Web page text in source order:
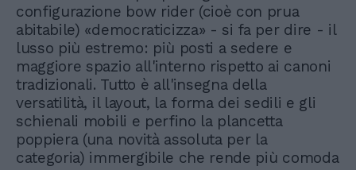
configurazione bow rider (cioè con prua
abitabile) «democraticizza» - si fa per dire - il
lusso più estremo: più posti a sedere e
maggiore spazio all'interno rispetto ai canoni
tradizionali. Tutto è all'insegna della
versatilità, il layout, la forma dei sedili e gli
schienali mobili e perfino la plancetta
poppiera (una novità assoluta per la
categoria) immergibile che rende più comoda